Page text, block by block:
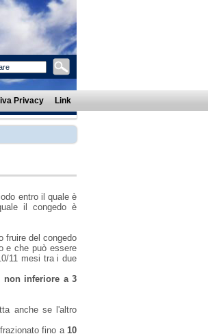
Privacy Link
entro il quale è
il congedo è
fruire del congedo
e che può essere
11 mesi tra i due
non inferiore a 3
anche se l'altro
fino a10